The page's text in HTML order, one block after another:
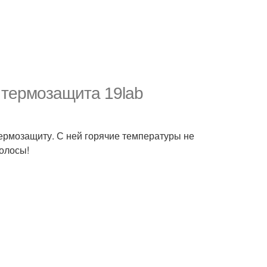
19lab
С ней горячие температуры не